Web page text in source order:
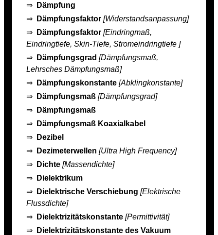
⇒
Dämpfung
⇒
Dämpfungsfaktor [Widerstandsanpassung]
⇒
Dämpfungsfaktor [Eindringmaß,
Eindringtiefe, Skin-Tiefe, Stromeindringtiefe ]
⇒
Dämpfungsgrad [Dämpfungsmaß,
Lehrsches Dämpfungsmaß]
⇒
Dämpfungskonstante [Abklingkonstante]
⇒
Dämpfungsmaß [Dämpfungsgrad]
⇒
Dämpfungsmaß
⇒
Dämpfungsmaß Koaxialkabel
⇒
Dezibel
⇒
Dezimeterwellen [Ultra High Frequency]
⇒
Dichte [Massendichte]
⇒
Dielektrikum
⇒
Dielektrische Verschiebung [Elektrische
Flussdichte]
⇒
Dielektrizitätskonstante [Permittivität]
⇒
Dielektrizitätskonstante des Vakuum